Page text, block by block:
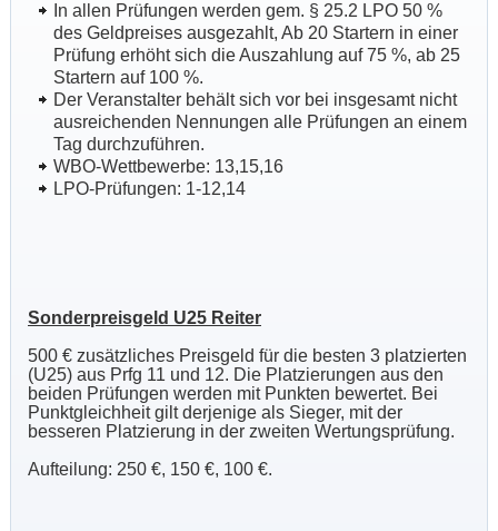
In allen Prüfungen werden gem. § 25.2 LPO 50 %
des Geldpreises ausgezahlt, Ab 20 Startern in einer
Prüfung erhöht sich die Auszahlung auf 75 %, ab 25
Startern auf 100 %.
Der Veranstalter behält sich vor bei insgesamt nicht
ausreichenden Nennungen alle Prüfungen an einem
Tag durchzuführen.
WBO-Wettbewerbe: 13,15,16
LPO-Prüfungen: 1-12,14
Sonderpreisgeld U25 Reiter
500 € zusätzliches Preisgeld für die besten 3 platzierten
(U25) aus Prfg 11 und 12. Die Platzierungen aus den
beiden Prüfungen werden mit Punkten bewertet. Bei
Punktgleichheit gilt derjenige als Sieger, mit der
besseren Platzierung in der zweiten Wertungsprüfung.
Aufteilung: 250 €, 150 €, 100 €.